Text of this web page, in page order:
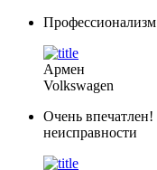
Армен
Volkswagen
Очень
неисправности